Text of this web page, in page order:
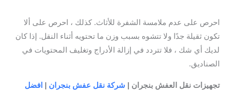
احرص على عدم ملامسة الشفرة للأثاث. كذلك ، احرص على ألا
تكون ثقيلة جدًا ولا تتشوه بسبب وزن ما تحتويه أثناء النقل. إذا كان
لديك أي شك ، فلا تتردد في إزالة الأدراج وتغليف المحتويات في
الصناديق.
تجهيزات نقل العفش بنجران شركة نقل عفش بنجران
افضل